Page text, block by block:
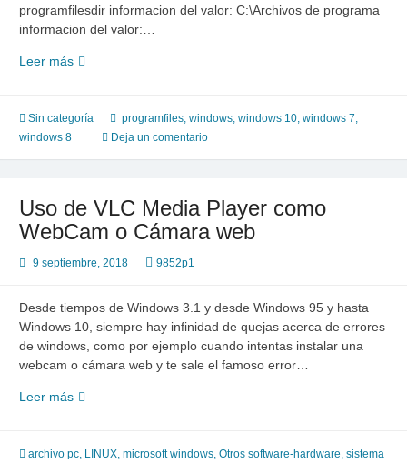
programfilesdir informacion del valor: C:\Archivos de programa
informacion del valor:…
Leer másCambiar
windows
7,8,10
Sin categoría programfiles, windows, windows 10, windows 7,
windows 8
Deja un comentario
Uso de VLC Media Player como
WebCam o Cámara web
9 septiembre, 2018 9852p1
Desde tiempos de Windows 3.1 y desde Windows 95 y hasta
Windows 10, siempre hay infinidad de quejas acerca de errores
de windows, como por ejemplo cuando intentas instalar una
webcam o cámara web y te sale el famoso error…
Leer másUso
Media
archivo pc, LINUX, microsoft windows, Otros software-hardware, sistema